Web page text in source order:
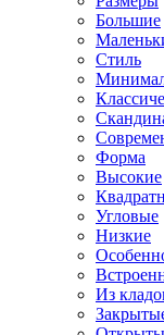
Большие
Стиль
Форма
Высокие
Угловые
Низкие
Из